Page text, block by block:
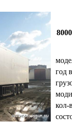
год
кол-